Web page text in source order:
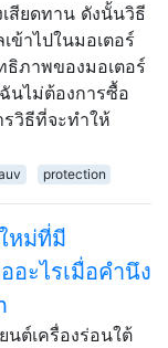
สียดทาน ดังนั้นวิธี
ข้าไปในมอเตอร์
ธิภาพของมอเตอร์
นไม่ต้องการซื้อ
วิธีที่จะทำให้
protection
หม่ที่มี
ะไรเมื่อคำนึง
ต์เครื่องร่อนใต้